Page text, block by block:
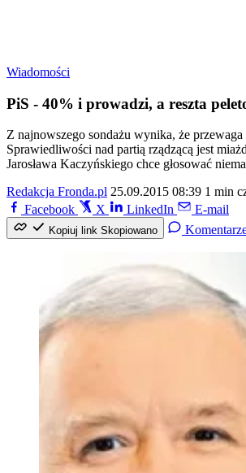
Wiadomości
PiS - 40% i prowadzi, a reszta
Z najnowszego sondażu wynika, że przewaga
Sprawiedliwości nad partią rządzącą jest
Jarosława Kaczyńskiego chce głosować
Redakcja Fronda.pl 25.09.2015 08:39 1 min
Facebook
X LinkedIn E-mail
Kopiuj link Skopiowano